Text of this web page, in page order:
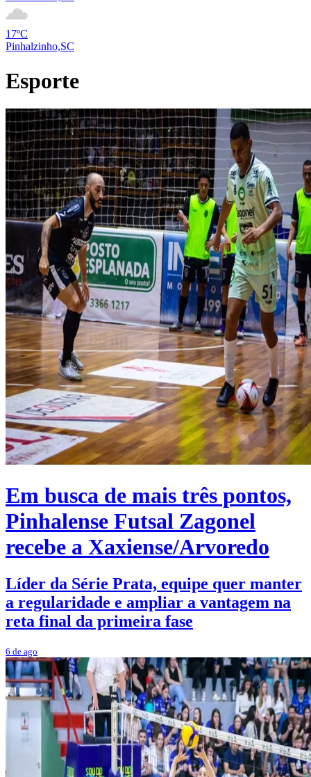
17ºC
Pinhalzinho,SC
Esporte
Em busca de mais três pontos,
Pinhalense Futsal Zagonel
recebe a Xaxiense/Arvoredo
Líder da Série Prata, equipe quer manter
a regularidade e ampliar a vantagem na
reta final da primeira fase
6 de ago